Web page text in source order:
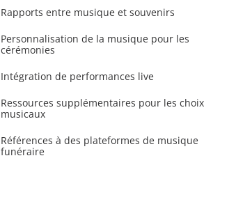
Rapports entre musique et souvenirs
Personnalisation de la musique pour les
cérémonies
Intégration de performances live
Ressources supplémentaires pour les choix
musicaux
Références à des plateformes de musique
funéraire